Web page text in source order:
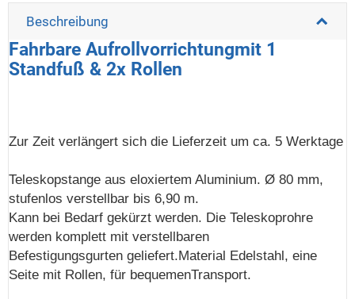
Beschreibung
Fahrbare Aufrollvorrichtungmit 1
Standfuß & 2x Rollen
Zur Zeit verlängert sich die Lieferzeit um ca. 5 Werktage
Teleskopstange aus eloxiertem Aluminium. Ø 80 mm,
stufenlos verstellbar bis 6,90 m.
Kann bei Bedarf gekürzt werden. Die Teleskoprohre
werden komplett mit verstellbaren
Befestigungsgurten geliefert.Material Edelstahl, eine
Seite mit Rollen, für bequemenTransport.